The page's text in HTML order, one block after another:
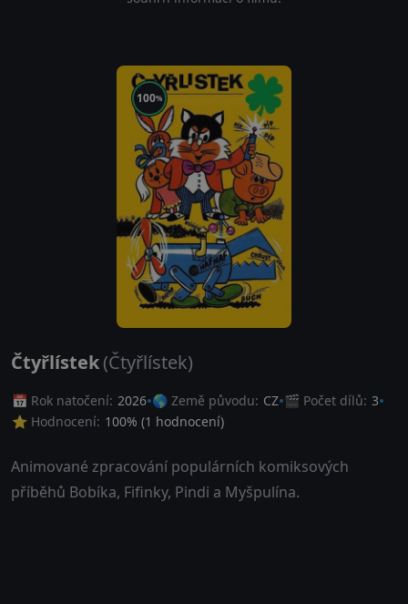
100%
Čtyřlístek(Čtyřlístek)
📅 Rok natočení: 2026 🌎 Země původu: CZ 🎬 Počet dílů: 3
⭐ Hodnocení: 100% (1 hodnocení)
Animované zpracování populárních komiksových
příběhů Bobíka, Fifinky, Pindi a Myšpulína.